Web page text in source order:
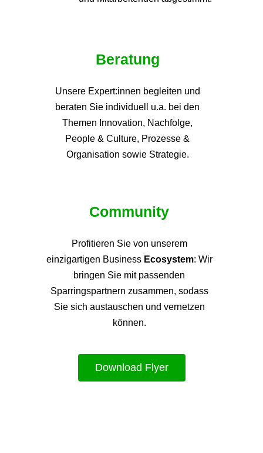
Beratung
Unsere Expert:innen begleiten und
beraten Sie individuell u.a. bei den
Themen Innovation, Nachfolge,
People & Culture, Prozesse &
Organisation sowie Strategie.
Community
Profitieren Sie von unserem
einzigartigen Business Ecosystem: Wir
bringen Sie mit passenden
Sparringspartnern zusammen, sodass
Sie sich austauschen und vernetzen
können.
Download Flyer